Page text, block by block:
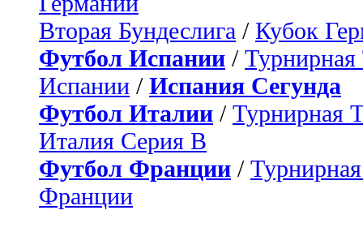
Вторая Бундеслига / Кубок
Футбол Испании / Турнирная
Испании / Испания Сегунда
Футбол Италии / Турнирная
Италия Серия B
Футбол Франции /
Франции